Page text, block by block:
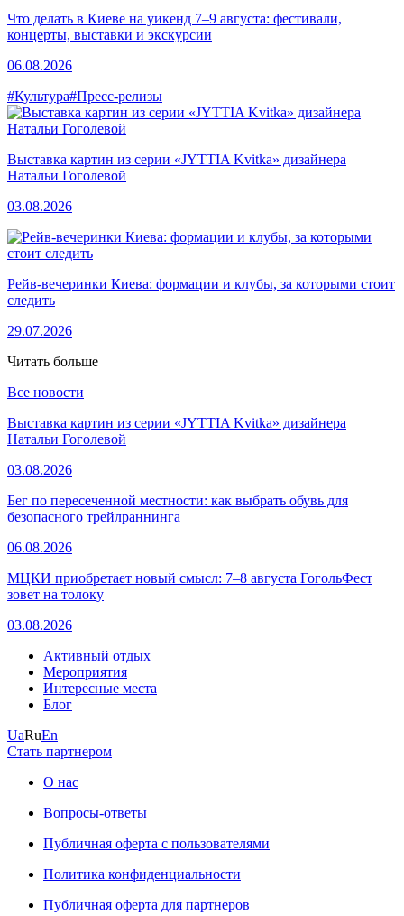
Что делать в Киеве на уикенд 7–9 августа: фестивали,
концерты, выставки и экскурсии
06.08.2026
#Культура#Пресс-релизы
Выставка картин из серии «JYTTIA Kvitka» дизайнера
Натальи Гоголевой
03.08.2026
Рейв-вечеринки Киева: формации и клубы, за которыми стоит
следить
29.07.2026
Читать больше
Все новости
Выставка картин из серии «JYTTIA Kvitka» дизайнера
Натальи Гоголевой
03.08.2026
Бег по пересеченной местности: как выбрать обувь для
безопасного трейлраннинга
06.08.2026
МЦКИ приобретает новый смысл: 7–8 августа ГогольФест
зовет на толоку
03.08.2026
Активный отдых
Мероприятия
Интересные места
Блог
UaRuEn
Стать партнером
О нас
Вопросы-ответы
Публичная оферта с пользователями
Политика конфиденциальности
Публичная оферта для партнеров